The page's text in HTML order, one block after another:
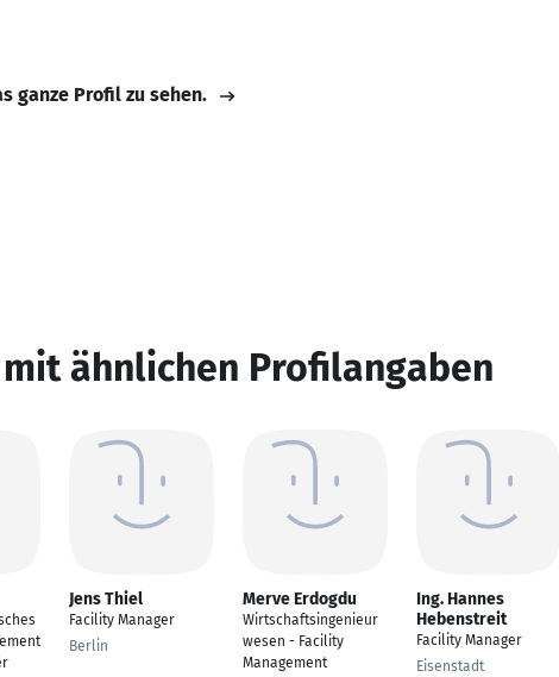
ganze Profil zu sehen.
ähnlichen Profilangaben
Jens Thiel
Facility Manager
Berlin
Merve Erdogdu
Wirtschaftsingenieur
wesen - Facility
Management
Ing. Hannes
Hebenstreit
Facility Manager
Eisenstadt